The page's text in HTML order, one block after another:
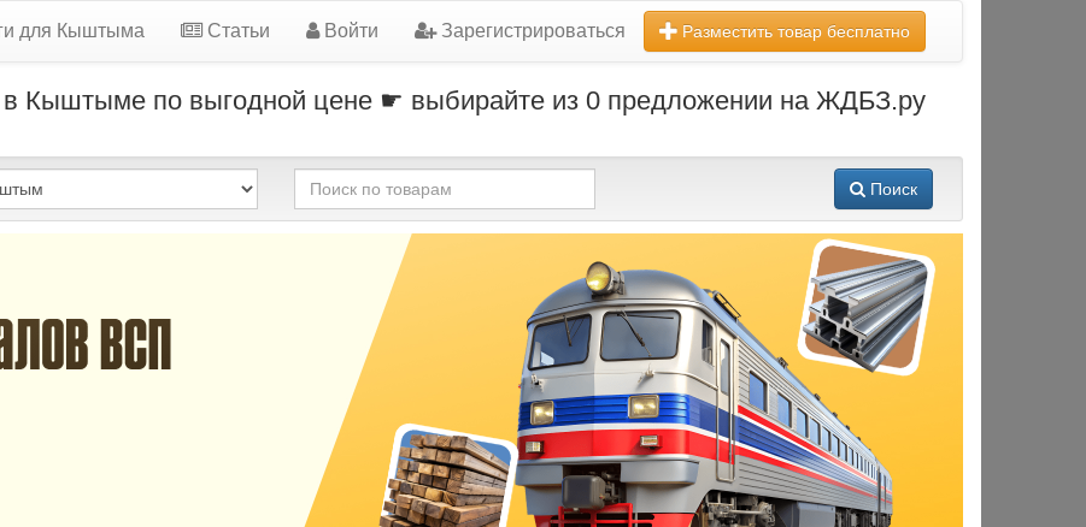
для Кыштыма Статьи Войти Зарегистрироваться Разместить товар бесплатно
Кыштыме по выгодной цене ☛ выбирайте из 0 предложении на ЖДБЗ.ру
Поиск